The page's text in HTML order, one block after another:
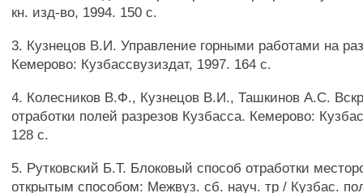
кн. изд-во, 1994. 150 с.
3. Кузнецов В.И. Управление горными работами на
Кемерово: Кузбассвузиздат, 1997. 164 с.
4. Колесников В.Ф., Кузнецов В.И., Ташкинов А.С.
отработки полей разрезов Кузбасса. Кемерово:
128 с.
5. Рутковский Б.Т. Блоковый способ отработки
открытым способом: Межвуз. сб. науч. тр / Кузбас.